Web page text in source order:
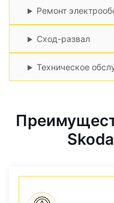
Ремонт
Сход-развал
Техническое